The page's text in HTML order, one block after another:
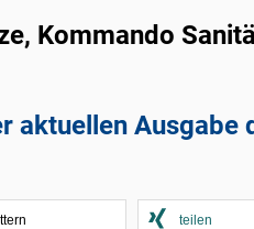
Kommando
aktuellen Ausgabe
teilen